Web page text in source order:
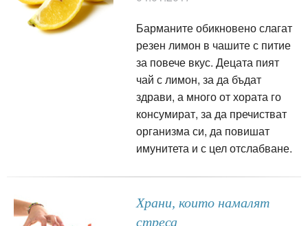
Барманите обикновено слагат
резен лимон в чашите с питие
за повече вкус. Децата пият
чай с лимон, за да бъдат
здрави, а много от хората го
консумират, за да пречистват
организма си, да повишат
имунитета и с цел отслабване.
Храни, които намалят
стреса